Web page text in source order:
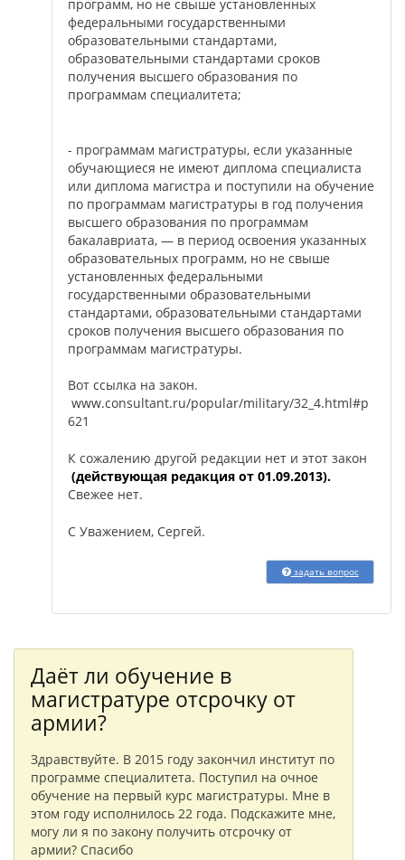
программ, но не свыше установленных
федеральными государственными
образовательными стандартами,
образовательными стандартами сроков
получения высшего образования по
программам специалитета;
- программам магистратуры, если указанные
обучающиеся не имеют диплома специалиста
или диплома магистра и поступили на обучение
по программам магистратуры в год получения
высшего образования по программам
бакалавриата, — в период освоения указанных
образовательных программ, но не свыше
установленных федеральными
государственными образовательными
стандартами, образовательными стандартами
сроков получения высшего образования по
программам магистратуры.
Вот ссылка на закон.
www.consultant.ru/popular/military/32_4.html#p
621
К сожалению другой редакции нет и этот закон
(действующая редакция от 01.09.2013).
Свежее нет.
С Уважением, Сергей.
задать вопрос
Даёт ли обучение в
магистратуре отсрочку от
армии?
Здравствуйте. В 2015 году закончил институт по
программе специалитета. Поступил на очное
обучение на первый курс магистратуры. Мне в
этом году исполнилось 22 года. Подскажите мне,
могу ли я по закону получить отсрочку от
армии? Спасибо